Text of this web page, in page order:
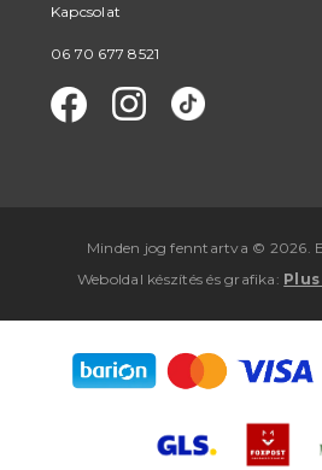
Kapcsolat
06 70 677 8521
Minden jog fenntartva © 2026.
Weboldal készítés ésgrafika :